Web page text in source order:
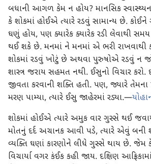
બધાની આગળ કેમ ન હોય? માનસિક
કે શોકમાં હોઈએ ત્યારે રડવું સામાન્ય છે.
ઘણું હોય, પણ ક્યારેક ક્યારેક રડી લેવાથી
થઈ શકે છે. મનમાં ને મનમાં એ ભરી રાખવાથી
શોકમાં રડવું ખોટું છે અથવા પુરુષોએ રડવું ન
શાસ્ત્ર જરાય સહમત નથી. ઈસુનો વિચાર કરો.
જીવતા કરવાની શક્તિ હતી. પણ, જ્યારે
મરણ પામ્યા, ત્યારે ઈસુ જાહેરમાં રડ્યા.—
શોકમાં હોઈએ ત્યારે અમુક વાર ગુસ્સે થઈ
મોતનું દર્દ અચાનક આવી પડે, ત્યારે એવું બની
વ્યક્તિ ઘણાં કારણોને લીધે ગુસ્સે થાય છે. જેમ
વિચાર્યા વગર કંઈક કહી જાય. દક્ષિણ